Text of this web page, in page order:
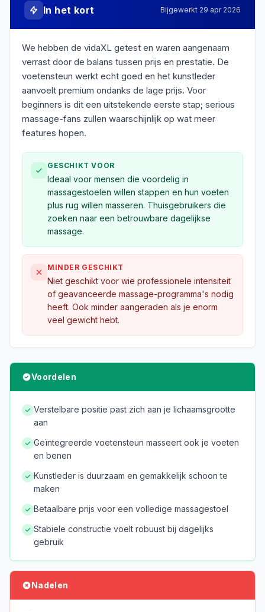
In het kort Bijgewerkt 29 apr 2026
We hebben de vidaXL getest en waren aangenaam
verrast door de balans tussen prijs en prestatie. De
voetensteun werkt echt goed en het kunstleder
aanvoelt premium ondanks de lage prijs. Voor
beginners is dit een uitstekende eerste stap; serious
massage-fans zullen waarschijnlijk op wat meer
features hopen.
GESCHIKT VOOR
Ideaal voor mensen die voordelig in
massagestoelen willen stappen en hun voeten
plus rug willen masseren. Thuisgebruikers die
zoeken naar een betrouwbare dagelijkse
massage.
MINDER GESCHIKT
Niet geschikt voor wie professionele intensiteit
of geavanceerde massage-programma's nodig
heeft. Ook minder aangeraden als je enorm
veel gewicht hebt.
Voordelen
Verstelbare positie past zich aan je lichaamsgrootte
aan
Geïntegreerde voetensteun masseert ook je voeten
en benen
Kunstleder is duurzaam en gemakkelijk schoon te
maken
Betaalbare prijs voor een volledige massagestoel
Stabiele constructie voelt robuust bij dagelijks
gebruik
Nadelen